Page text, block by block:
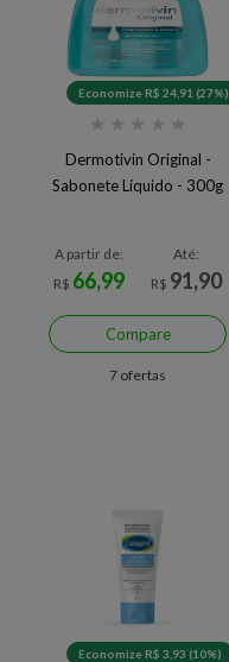
Economize R$ 24,91 (27%)
★ ★ ★ ★ ★
Dermotivin Original -
Sabonete Líquido - 300g
A partir de:
R$ 66,99
Até:
R$ 91,90
Compare
7 ofertas
Economize R$ 3,93 (10%)